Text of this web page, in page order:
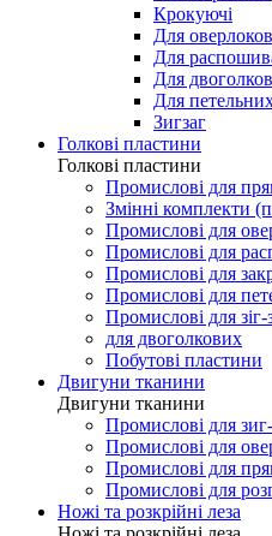
Крокуючі
Для оверлоков
Для
Для
Для
Зигзаг
Голкові пластини
Голкові пластини
Промислові для
Змінні комплекти
Промислові для
Промислові для
Промислові для
Промислові для
Промислові для зіг-
для двоголкових
Побутові пластини
Двигуни тканини
Двигуни тканини
Промислові для зиг-
Промислові для
Промислові для
Промислові для
Ножі та розкрійні леза